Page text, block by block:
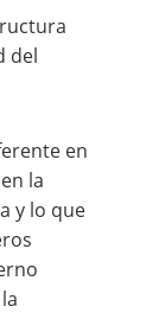
del
en
la
y lo que